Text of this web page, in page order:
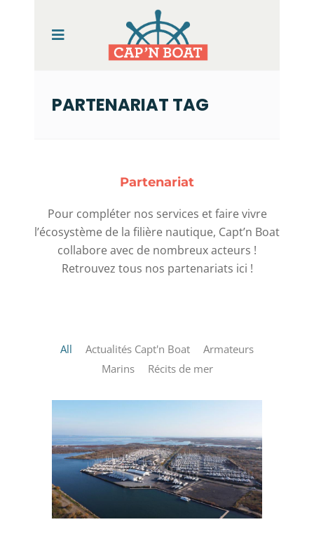
PARTENARIAT TAG
Partenariat
Pour compléter nos services et faire vivre
l’écosystème de la filière nautique, Capt’n Boat
collabore avec de nombreux acteurs !
Retrouvez tous nos partenariats ici !
All Actualités Capt'n Boat
Armateurs
Marins
Récits de mer